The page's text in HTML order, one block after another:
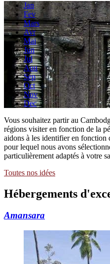
Jan
Fev
Mars
Avr
Mai
Jun
Jul
Aou
Sep
Oct
Nov
Dec
Vous souhaitez partir au
régions visiter en fonction de la
aidons à les identifier en fonction
pour lequel nous avons
particulièrement adaptés à votre
Toutes nos idées
Hébergements
Amansara